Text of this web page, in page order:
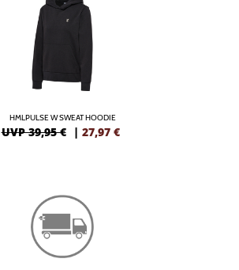
HMLPULSE W SWEAT HOODIE
UVP 39,95 € | 27,97 €